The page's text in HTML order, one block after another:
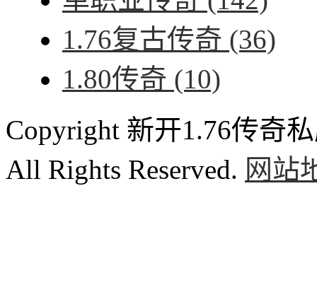
1.76复古传奇 (36)
1.80传奇 (10)
Copyright 新开1.76传奇
All Rights Reserved. 网站